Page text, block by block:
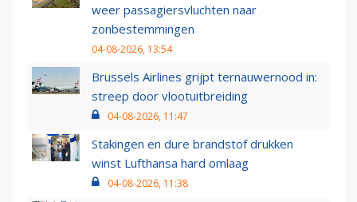
weer passagiersvluchten naar
zonbestemmingen
04-08-2026, 13:54
Brussels Airlines grijpt ternauwernood in:
streep door vlootuitbreiding
04-08-2026, 11:47
Stakingen en dure brandstof drukken
winst Lufthansa hard omlaag
04-08-2026, 11:38